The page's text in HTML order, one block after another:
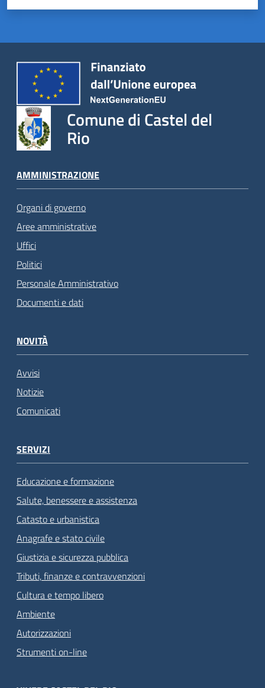
Comune di Castel del
Rio
AMMINISTRAZIONE
Organi di governo
Aree amministrative
Uffici
Politici
Personale Amministrativo
Documenti e dati
NOVITÀ
Avvisi
Notizie
Comunicati
SERVIZI
Educazione e formazione
Salute, benessere e assistenza
Catasto e urbanistica
Anagrafe e stato civile
Giustizia e sicurezza pubblica
Tributi, finanze e contravvenzioni
Cultura e tempo libero
Ambiente
Autorizzazioni
Strumenti on-line